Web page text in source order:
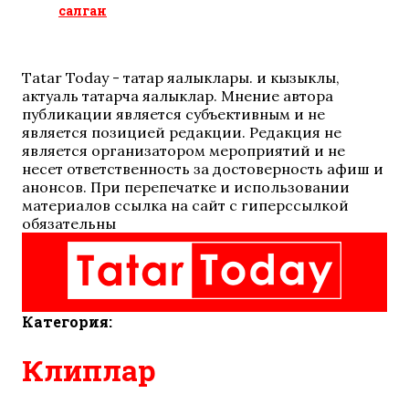
салган
Tatar Today - татар яңалыклары. иң кызыклы,
актуаль татарча яңалыклар. Мнение автора
публикации является субъективным и не
является позицией редакции. Редакция не
является организатором мероприятий и не
несет ответственность за достоверность афиш и
анонсов. При перепечатке и использовании
материалов ссылка на сайт с гиперссылкой
обязательны
Категория:
Клиплар